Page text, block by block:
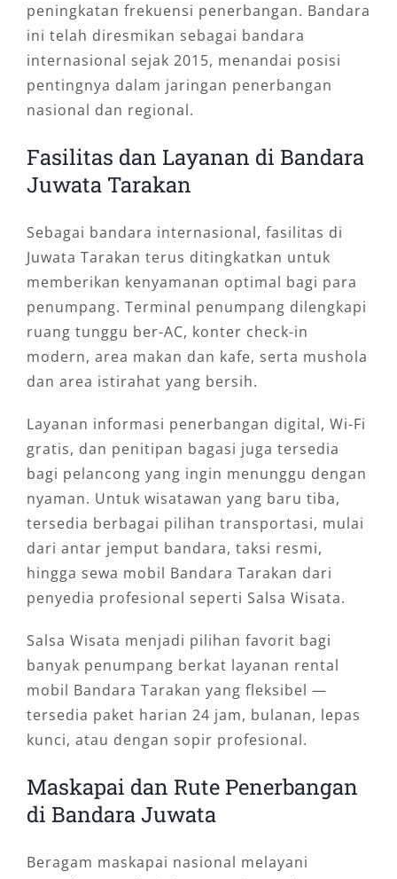
peningkatan frekuensi penerbangan. Bandara
ini telah diresmikan sebagai bandara
internasional sejak 2015, menandai posisi
pentingnya dalam jaringan penerbangan
nasional dan regional.
Fasilitas dan Layanan di Bandara
Juwata Tarakan
Sebagai bandara internasional, fasilitas di
Juwata Tarakan terus ditingkatkan untuk
memberikan kenyamanan optimal bagi para
penumpang. Terminal penumpang dilengkapi
ruang tunggu ber-AC, konter check-in
modern, area makan dan kafe, serta mushola
dan area istirahat yang bersih.
Layanan informasi penerbangan digital, Wi-Fi
gratis, dan penitipan bagasi juga tersedia
bagi pelancong yang ingin menunggu dengan
nyaman. Untuk wisatawan yang baru tiba,
tersedia berbagai pilihan transportasi, mulai
dari antar jemput bandara, taksi resmi,
hingga sewa mobil Bandara Tarakan dari
penyedia profesional seperti Salsa Wisata.
Salsa Wisata menjadi pilihan favorit bagi
banyak penumpang berkat layanan rental
mobil Bandara Tarakan yang fleksibel —
tersedia paket harian 24 jam, bulanan, lepas
kunci, atau dengan sopir profesional.
Maskapai dan Rute Penerbangan
di Bandara Juwata
Beragam maskapai nasional melayani